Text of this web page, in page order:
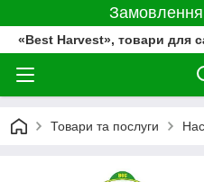
Замовлення
«Best Harvest», товари для
Товари та послуги